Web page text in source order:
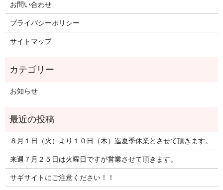
お問い合わせ
プライバシーポリシー
サイトマップ
お知らせ
８月１日（火）より１０日（木）迄夏季休業とさせて頂きます。
来週７月２５日は火曜日ですが営業させて頂きます。
サギサイトにご注意ください！！